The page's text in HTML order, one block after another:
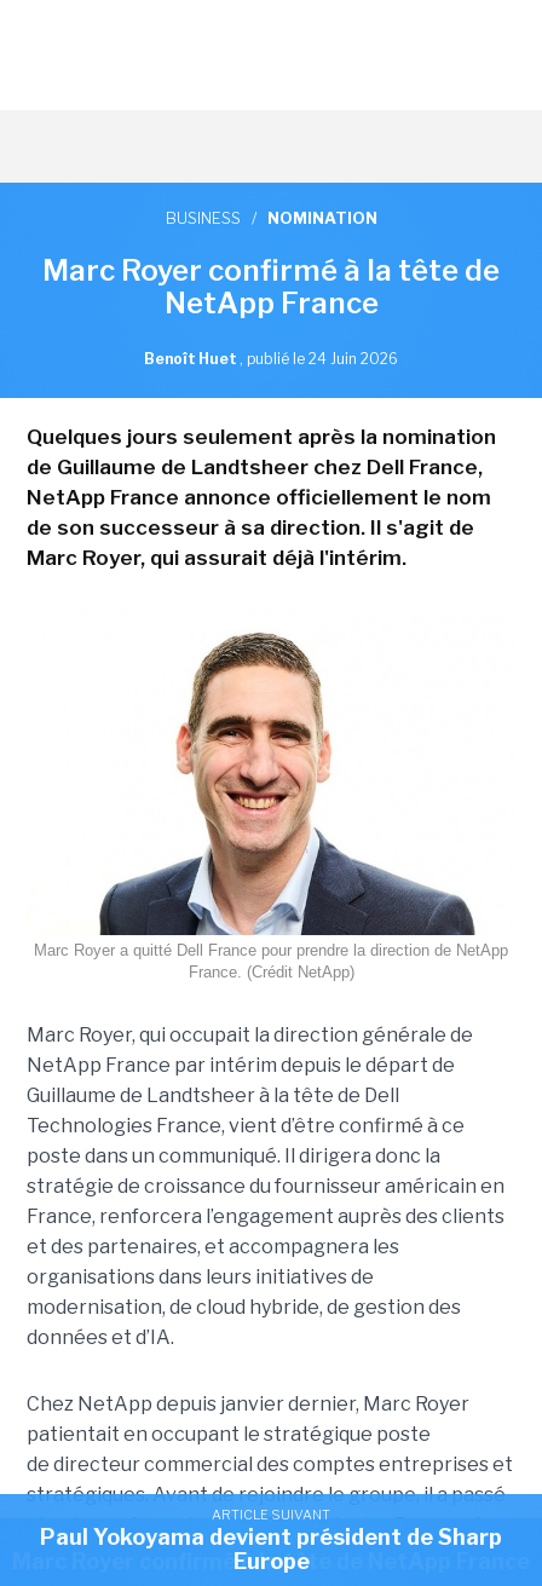
ARTICLE SUIVANT
Marc Royer confirmé à la tête de NetApp France
BUSINESS / NOMINATION
Marc Royer confirmé à la tête de
NetApp France
Benoît Huet , publié le 24 Juin 2026
Quelques jours seulement après la nomination
de Guillaume de Landtsheer chez Dell France,
NetApp France annonce officiellement le nom
de son successeur à sa direction. Il s'agit de
Marc Royer, qui assurait déjà l'intérim.
Marc Royer a quitté Dell France pour prendre la direction de NetApp
France. (Crédit NetApp)
Marc Royer, qui occupait la direction générale de
NetApp France par intérim depuis le départ de
Guillaume de Landtsheer à la tête de Dell
Technologies France, vient d’être confirmé à ce
poste dans un communiqué. Il dirigera donc la
stratégie de croissance du fournisseur américain en
France, renforcera l’engagement auprès des clients
et des partenaires, et accompagnera les
organisations dans leurs initiatives de
modernisation, de cloud hybride, de gestion des
données et d’IA.
Chez NetApp depuis janvier dernier, Marc Royer
patientait en occupant le stratégique poste
de directeur commercial des comptes entreprises et
stratégiques. Avant de rejoindre le groupe, il a passé
plus de neuf ans chez Dell Technologies France où,
dernièrement, il était en charge de l'analytique et
ARTICLE SUIVANT
Paul Yokoyama devient président de Sharp
Europe